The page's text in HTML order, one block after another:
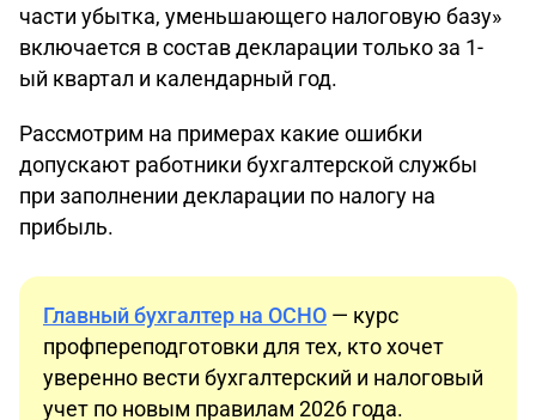
части убытка, уменьшающего налоговую базу»
включается в состав декларации только за 1-
ый квартал и календарный год.
Рассмотрим на примерах какие ошибки
допускают работники бухгалтерской службы
при заполнении декларации по налогу на
прибыль.
Главный бухгалтер на ОСНО — курс
профпереподготовки для тех, кто хочет
уверенно вести бухгалтерский и налоговый
учет по новым правилам 2026 года.